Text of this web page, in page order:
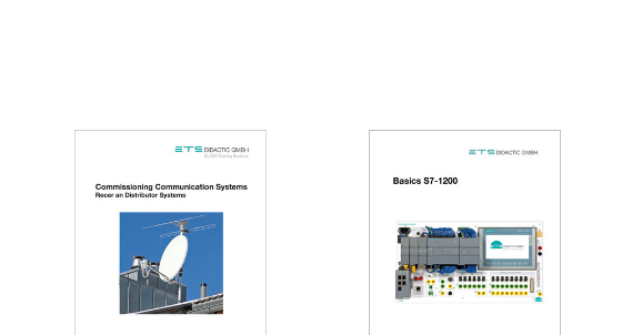
Visualizzazione Rapida Visualizzazione Rapida